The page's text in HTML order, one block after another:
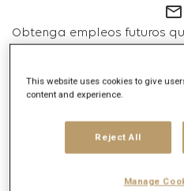
mail_outline
Obtenga empleos futuros
Inicio de sesión
Descripción del puesto
Descripción de la empresa
This website uses cookies to give
content and experience.
Reject All
Manage